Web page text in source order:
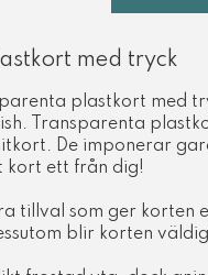
med tryck
plastkort med
Transparenta
De imponerar
kort ett från dig!
tillval som ger korten
blir korten